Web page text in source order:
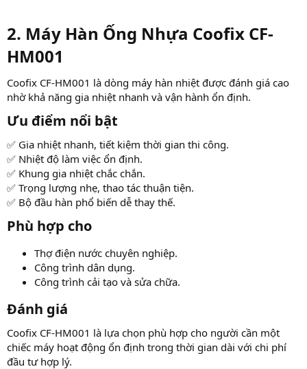
2. Máy Hàn Ống Nhựa Coofix CF-
HM001​
Coofix CF-HM001 là dòng máy hàn nhiệt được đánh giá cao
nhờ khả năng gia nhiệt nhanh và vận hành ổn định.
Ưu điểm nổi bật​
✅ Gia nhiệt nhanh, tiết kiệm thời gian thi công.
✅ Nhiệt độ làm việc ổn định.
✅ Khung gia nhiệt chắc chắn.
✅ Trọng lượng nhẹ, thao tác thuận tiện.
✅ Bộ đầu hàn phổ biến dễ thay thế.
Phù hợp cho​
Thợ điện nước chuyên nghiệp.
Công trình dân dụng.
Công trình cải tạo và sửa chữa.
Đánh giá​
Coofix CF-HM001 là lựa chọn phù hợp cho người cần một
chiếc máy hoạt động ổn định trong thời gian dài với chi phí
đầu tư hợp lý.